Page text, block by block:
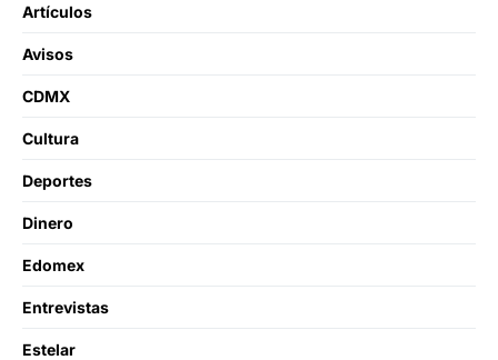
Artículos
Avisos
CDMX
Cultura
Deportes
Dinero
Edomex
Entrevistas
Estelar